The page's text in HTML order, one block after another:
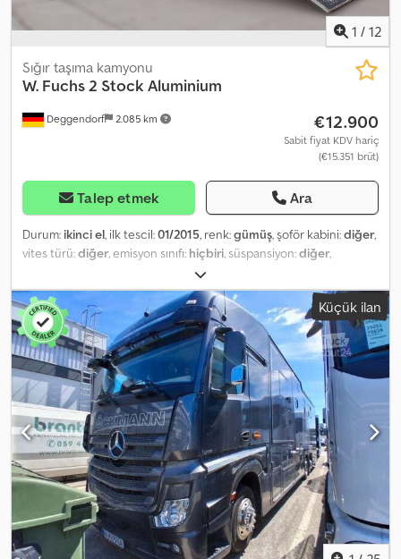
1 / 12
Deggendorf 2.085 km
Sığır taşıma kamyonu
W. Fuchs 2 Stock Aluminium
€12.900
Sabit fiyat KDV hariç
(€15.351 brüt)
Talep etmek Ara
Durum: ikinci el, ilk tescil:01/2015, renk:gümüş, şoför kabini:diğer,
vites türü:diğer, emisyon sınıfı: hiçbiri, süspansiyon:diğer,
, yükleme alanı uzunluğu:
yükleme alanı genişliği:2.380 mm, yükleme alanı yüksekliği:2.050
mm, (DE), Walter Fuchs hayvan taşıma aracı üst yapısı, 2 katlı,
alüminyum, yükleme alanı 7,22x2,38x2,05 m, 1. sahibi, Ayrıca
kamyonunuzu satın alıyoruz veya takas yoluyla kabul ediyoruz.
WhatsApp ve Viber üzerinden çevrimiçi inceleme imkanı. Almanya
ve Avrupa'daki adresinize veya uluslararası limanlara ek ücret
karşılığında teslimat ayarlayabiliriz. İsteğiniz üzerine, sizin için TÜV
denetimi yaparak (ücretli) uzaktan kalite kontrolü hizmeti
sunabiliriz. Almanya'daki müşterilerimiz için hızlı ve kolay finansman
seçenekleri. AB dışına yapılan ihracatta, yasal KDV tutarı teminat
olarak yatırılmalıdır. Hatalar ve aracı kurumlar saklıdır. Diğer
tekliflerimizi web sitemizde bulabilirsiniz. Tüm sorularınızı
yanıtlamaktan memnuniyet duyarız. Almanca ve İngilizce: ,, Çekçe,
Fransızca, Rusça, Bulgarca, Almanca ve İngilizce: ., Tüm bilgiler
garanti kapsamı dışındadır, ekipman ve aksesuarlar dahil.
Küçük ilan